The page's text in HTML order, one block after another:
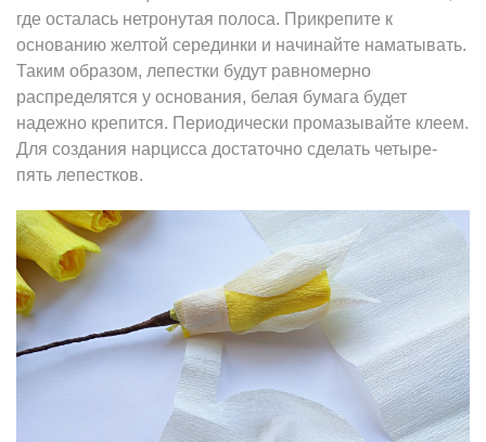
где осталась нетронутая полоса. Прикрепите к
основанию желтой серединки и начинайте наматывать.
Таким образом, лепестки будут равномерно
распределятся у основания, белая бумага будет
надежно крепится. Периодически промазывайте клеем.
Для создания нарцисса достаточно сделать четыре-
пять лепестков.